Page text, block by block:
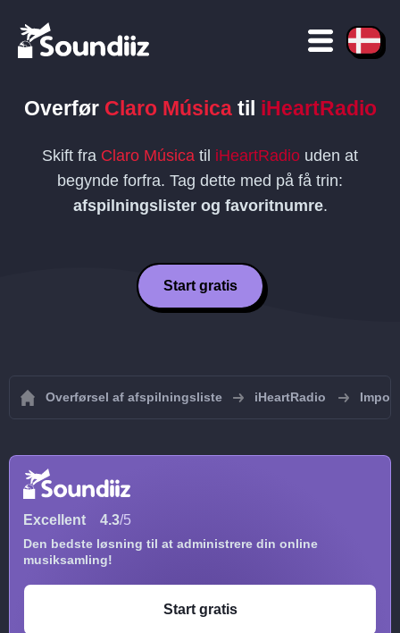
Overfør Claro Músicatil iHeartRadio
Skift fra Claro Música til iHeartRadio uden at
begynde forfra. Tag dette med på få trin:
afspilningslister og favoritnumre.
Start gratis
Overførsel af afspilningsliste iHeartRadio
Excellent 4.3/5
Den bedste løsning til at administrere din online
musiksamling!
Start gratis